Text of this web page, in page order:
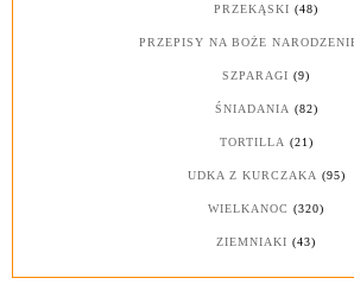
PRZEKĄSKI (48)
PRZEPISY NA BOŻE
SZPARAGI (9)
ŚNIADANIA (82)
TORTILLA (21)
UDKA Z KURCZAKA (95)
WIELKANOC (320)
ZIEMNIAKI (43)